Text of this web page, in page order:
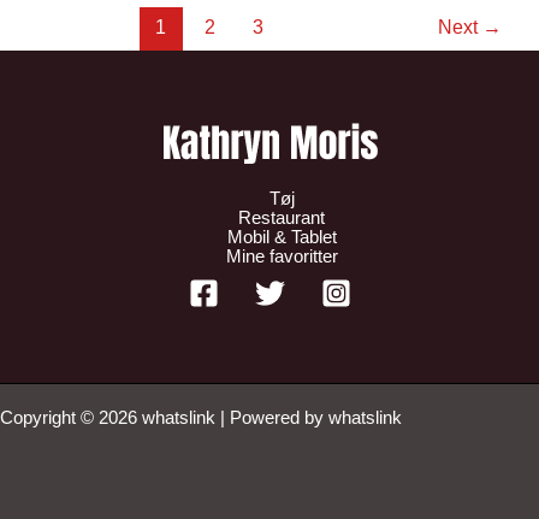
1 2 3 Next →
Tøj
Restaurant
Mobil & Tablet
Mine favoritter
Copyright © 2026 whatslink | Powered by whatslink